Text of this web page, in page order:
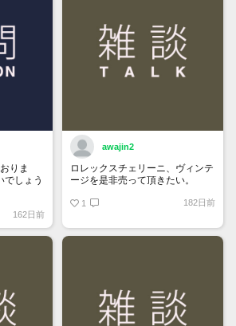
・汚れな
りま
でしょう
162日前
awajin2
ロレックスチェリーニ、ヴィンテ
ージを是非売って頂きたい。
1 182日前